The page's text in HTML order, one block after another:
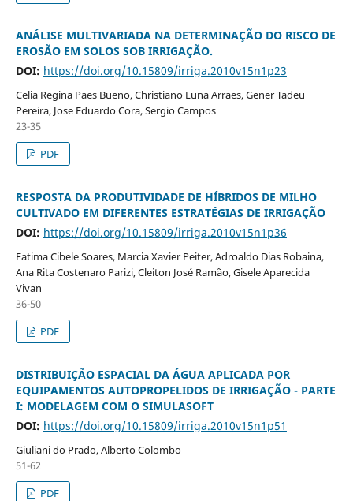
ANÁLISE MULTIVARIADA NA DETERMINAÇÃO DO RISCO DE
EROSÃO EM SOLOS SOB IRRIGAÇÃO.
DOI: https://doi.org/10.15809/irriga.2010v15n1p23
Celia Regina Paes Bueno, Christiano Luna Arraes, Gener Tadeu
Pereira, Jose Eduardo Cora, Sergio Campos
23-35
PDF
RESPOSTA DA PRODUTIVIDADE DE HÍBRIDOS DE MILHO
CULTIVADO EM DIFERENTES ESTRATÉGIAS DE IRRIGAÇÃO
DOI: https://doi.org/10.15809/irriga.2010v15n1p36
Fatima Cibele Soares, Marcia Xavier Peiter, Adroaldo Dias Robaina,
Ana Rita Costenaro Parizi, Cleiton José Ramão, Gisele Aparecida
Vivan
36-50
PDF
DISTRIBUIÇÃO ESPACIAL DA ÁGUA APLICADA POR
EQUIPAMENTOS AUTOPROPELIDOS DE IRRIGAÇÃO - PARTE
I: MODELAGEM COM O SIMULASOFT
DOI: https://doi.org/10.15809/irriga.2010v15n1p51
Giuliani do Prado, Alberto Colombo
51-62
PDF